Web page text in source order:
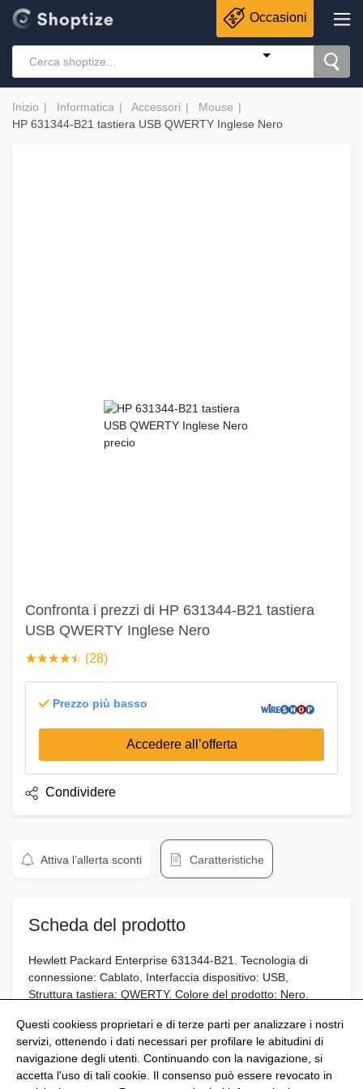
Occasioni
Inizio Informatica Accessori
Mouse
HP 631344-B21 tastiera USB QWERTY Inglese Nero
Confronta i prezzi di HP 631344-B21 tastiera
USB QWERTY Inglese Nero
☆☆☆☆☆
★★★★★ (28)
Prezzo più basso
Accedere all’offerta
Condividere
Attiva l’allerta sconti Caratteristiche
Scheda del prodotto
Hewlett Packard Enterprise 631344-B21. Tecnologia di
connessione: Cablato, Interfaccia dispositivo: USB,
Struttura tastiera: QWERTY. Colore del prodotto: Nero.
Questi cookiess proprietari e di terze parti per analizzare i nostri
servizi, ottenendo i dati necessari per profilare le abitudini di
navigazione degli utenti. Continuando con la navigazione, si
accetta l'uso di tali cookie. Il consenso può essere revocato in